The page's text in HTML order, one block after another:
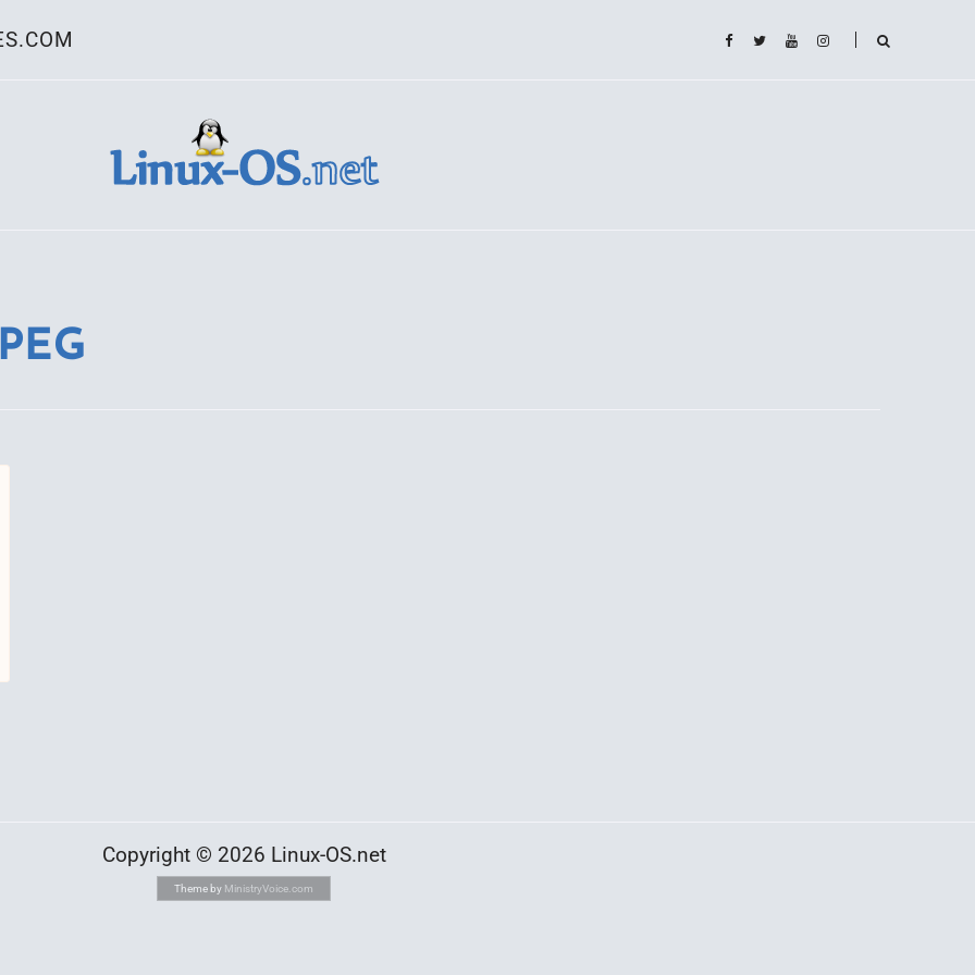
Copyright © 2026 Linux-OS.net
Theme by MinistryVoice.com